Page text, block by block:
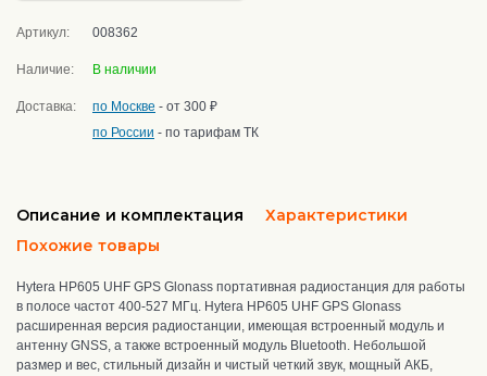
Артикул: 008362
Наличие: В наличии
Доставка: по Москве - от 300 ₽
по России - по тарифам ТК
Описание и комплектация
Характеристики
Похожие товары
Hytera HP605 UHF GPS Glonass портативная радиостанция для работы
в полосе частот 400-527 МГц. Hytera HP605 UHF GPS Glonass
расширенная версия радиостанции, имеющая встроенный модуль и
антенну GNSS, а также встроенный модуль Bluetooth. Небольшой
размер и вес, стильный дизайн и чистый четкий звук, мощный АКБ,